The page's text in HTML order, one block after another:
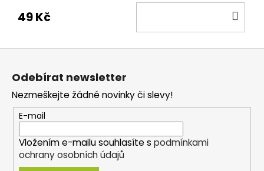
49 Kč
Z
Odebírat newsletter
Nezmeškejte žádné novinky či slevy!
E-mail
Vložením e-mailu souhlasíte s podmínkami
ochrany osobních údajů